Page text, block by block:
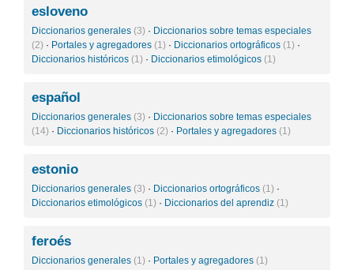
esloveno
Diccionarios generales (3) · Diccionarios sobre temas especiales
(2) · Portales y agregadores (1) · Diccionarios ortográficos (1) ·
Diccionarios históricos (1) · Diccionarios etimológicos (1)
español
Diccionarios generales (3) · Diccionarios sobre temas especiales
(14) · Diccionarios históricos (2) · Portales y agregadores (1)
estonio
Diccionarios generales (3) · Diccionarios ortográficos (1) ·
Diccionarios etimológicos (1) · Diccionarios del aprendiz (1)
feroés
Diccionarios generales (1) · Portales y agregadores (1)